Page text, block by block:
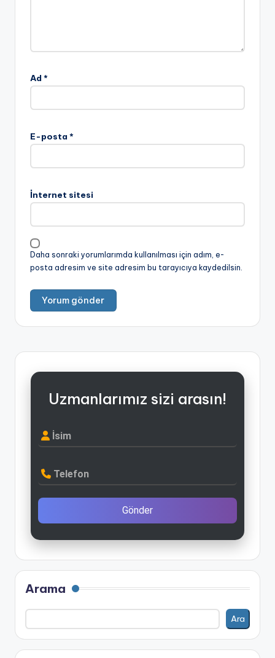
Ad *
E-posta *
İnternet sitesi
Daha sonraki yorumlarımda kullanılması için adım, e-
posta adresim ve site adresim bu tarayıcıya kaydedilsin.
Uzmanlarımız sizi arasın!
İsim
Telefon
Gönder
Arama
Ara